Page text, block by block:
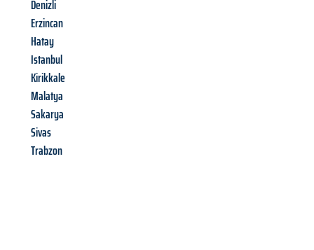
Denizli
Erzincan
Hatay
Istanbul
Kirikkale
Malatya
Sakarya
Sivas
Trabzon